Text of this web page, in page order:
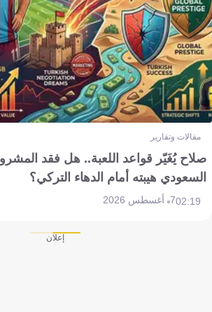
مقالات وتقارير
صلاح يُغَيّر قواعد اللعبة.. هل فقد
السعودي هيبته أمام الدهاء التركي؟
02:197 أغسطس 2026
إعلان